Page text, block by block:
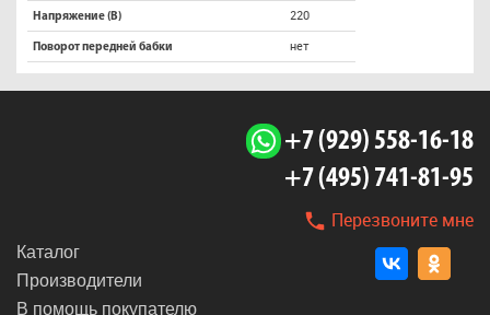
Напряжение (В) 220
Поворот передней бабки нет
+7 (929) 558-16-18
+7 (495) 741-81-95
Перезвоните мне
Каталог
Производители
В помощь покупателю